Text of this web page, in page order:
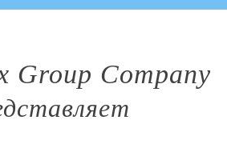
Group Company